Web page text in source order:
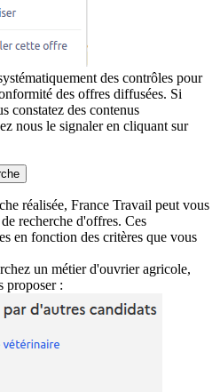
des contrôles pour
des offres diffusées. Si
constatez des contenus
nous le signaler en cliquant sur
réalisée, France Travail peut vous
recherche d'offres. Ces
en fonction des critères que vous
un métier d'ouvrier agricole,
proposer :